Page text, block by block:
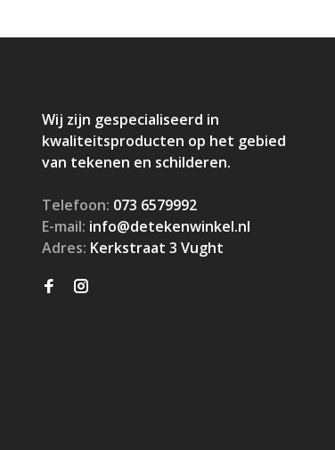
Wij zijn gespecialiseerd in
kwaliteitsproducten op het gebied
van tekenen en schilderen.
Telefoon: 073 6579992
E-mail: info@detekenwinkel.nl
Adres: Kerkstraat 3 Vught